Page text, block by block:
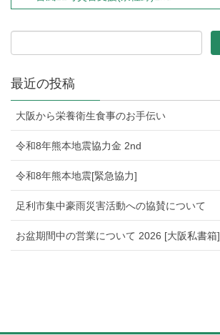
最近の投稿
大阪から栄養衛生食事のお手伝い
令和8年熊本地震協力金 2nd
令和8年熊本地震[緊急協力]
足利市集中豪雨災害活動への協賛について
お盆期間中の営業について 2026 [大阪私書箱]